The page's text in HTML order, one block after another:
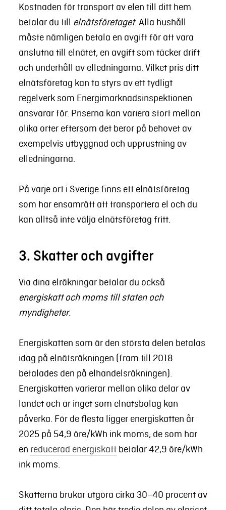
Kostnaden för transport av elen till ditt hem
betalar du till elnätsföretaget. Alla hushåll
måste nämligen betala en avgift för att vara
anslutna till elnätet, en avgift som täcker drift
och underhåll av elledningarna. Vilket pris ditt
elnätsföretag kan ta styrs av ett tydligt
regelverk som Energimarknadsinspektionen
ansvarar för. Priserna kan variera stort mellan
olika orter eftersom det beror på behovet av
exempelvis utbyggnad och upprustning av
elledningarna.
På varje ort i Sverige finns ett elnätsföretag
som har ensamrätt att transportera el och du
kan alltså inte välja elnätsföretag fritt.
3. Skatter och avgifter
Via dina elräkningar betalar du också
energiskatt och moms till staten och
myndigheter.
Energiskatten som är den största delen betalas
idag på elnätsräkningen (fram till 2018
betalades den på elhandelsräkningen).
Energiskatten varierar mellan olika delar av
landet och är inget som elnätsbolag kan
påverka. För de flesta ligger energiskatten år
2025 på 54,9 öre/kWh ink moms, de som har
en reducerad energiskatt betalar 42,9 öre/kWh
ink moms.
Skatterna brukar utgöra cirka 30–40 procent av